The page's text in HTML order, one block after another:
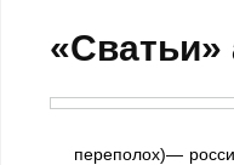
«Сватьи»
переполох)—